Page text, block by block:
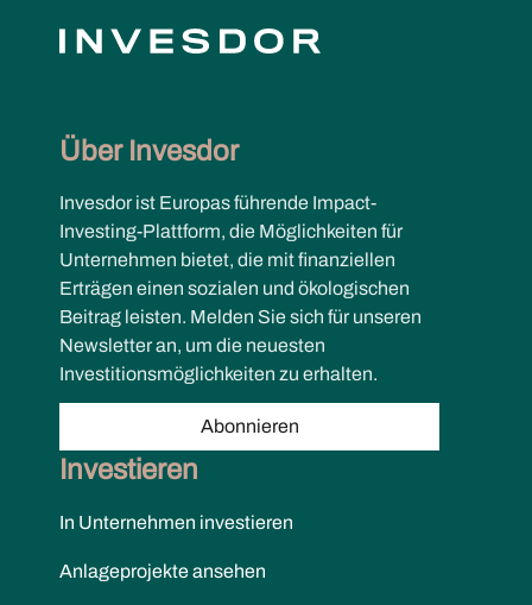
Über Invesdor
Invesdor ist Europas führende Impact-
Investing-Plattform, die Möglichkeiten für
Unternehmen bietet, die mit finanziellen
Erträgen einen sozialen und ökologischen
Beitrag leisten. Melden Sie sich für unseren
Newsletter an, um die neuesten
Investitionsmöglichkeiten zu erhalten.
Abonnieren
Investieren
In Unternehmen investieren
Anlageprojekte ansehen